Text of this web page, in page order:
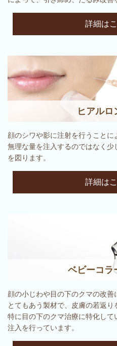
詳細は
ヒアルロ
顔のシワや影に注射を行うことに
無理な量を注入するのではなく少
を図ります。
詳細は
ベビーコラ
顔の小じわや目の下のクマの改
とてもあう製材で、皮膚の若返
特に目の下のクマ治療に特化し
注入を行っています。